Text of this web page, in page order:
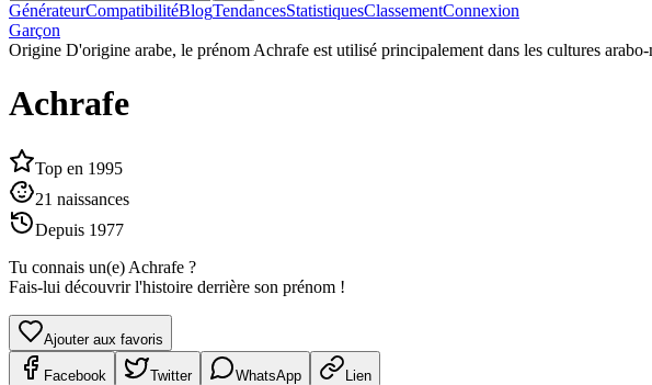
GénérateurCompatibilitéBlogTendancesStatistiquesClassementConnexion
Garçon
Origine D'origine arabe, le prénom Achrafe est utilisé principalement dans les cultures arabo-
Achrafe
Top en 1995
21 naissances
Depuis 1977
Tu connais un(e) Achrafe ?
Fais-lui découvrir l'histoire derrière son prénom !
Ajouter aux favoris
Facebook Twitter WhatsApp Lien